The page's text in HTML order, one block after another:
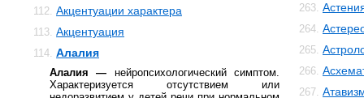
112. Акцентуации характера
113. Акцентуация
114. Алалия
Алалия — нейропсихологический симптом.
Характеризуется отсутствием или
263.
264.
265.
266.
267.